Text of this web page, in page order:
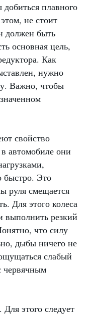
добиться плавного
не стоит
должен быть
основная цель,
Как
нужно
Важно, чтобы
свойство
автомобиле они
быстро. Это
руля смещается
Для этого колеса
выполнить резкий
что силу
дыбы ничего не
слабый
червячным
этого следует